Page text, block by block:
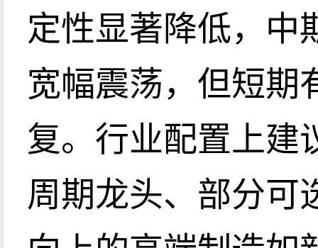
定性显著降低，中
宽幅震荡，但短期
复。行业配置上建
周期龙头、部分可